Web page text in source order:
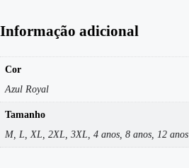
Informação adicional
Cor
Azul Royal
Tamanho
M, L, XL, 2XL, 3XL, 4 anos, 8 anos, 12 anos